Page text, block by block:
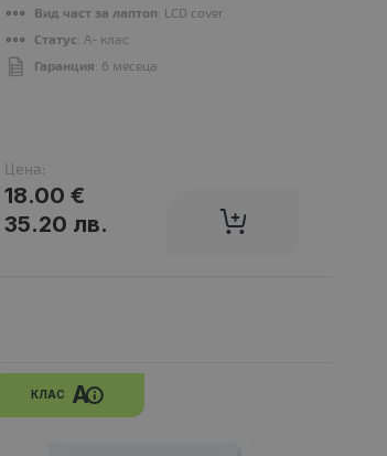
Вид част за лаптоп: LCD cover
Статус: A- клас
Гаранция: 6 месеца
Цена:
18.00 €
35.20 лв.
КЛАС A